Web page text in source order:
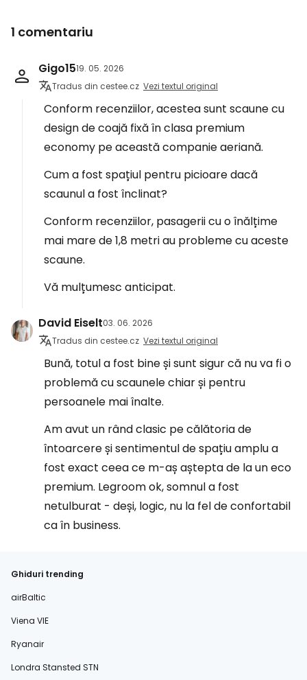
1 comentariu
Gigo1519. 05. 2026
Tradus din cestee.cz Vezi textul original
Conform recenziilor, acestea sunt scaune cu
design de coajă fixă în clasa premium
economy pe această companie aeriană.
Cum a fost spațiul pentru picioare dacă
scaunul a fost înclinat?
Conform recenziilor, pasagerii cu o înălțime
mai mare de 1,8 metri au probleme cu aceste
scaune.
Vă mulțumesc anticipat.
David Eiselt03. 06. 2026
Tradus din cestee.cz Vezi textul original
Bună, totul a fost bine și sunt sigur că nu va fi o
problemă cu scaunele chiar și pentru
persoanele mai înalte.
Am avut un rând clasic pe călătoria de
întoarcere și sentimentul de spațiu amplu a
fost exact ceea ce m-aș aștepta de la un eco
premium. Legroom ok, somnul a fost
netulburat - deși, logic, nu la fel de confortabil
ca în business.
Ghiduri trending
airBaltic
Viena VIE
Ryanair
Londra Stansted STN